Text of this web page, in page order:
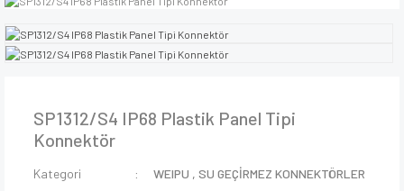
SP1312/S4 IP68 Plastik Panel Tipi
Konnektör
Kategori WEIPU ,SU GEÇİRMEZ KONNEKTÖRLER